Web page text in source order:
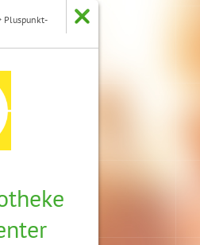
Pluspunkt-